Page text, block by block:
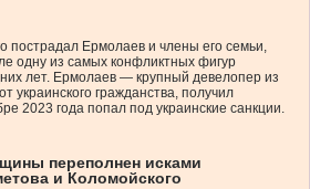
пострадал Ермолаев и члены его семьи,
одну из самых конфликтных фигур
лет. Ермолаев — крупный девелопер из
украинского гражданства, получил
2023 года попал под украинские санкции.
переполнен исками
и Коломойского